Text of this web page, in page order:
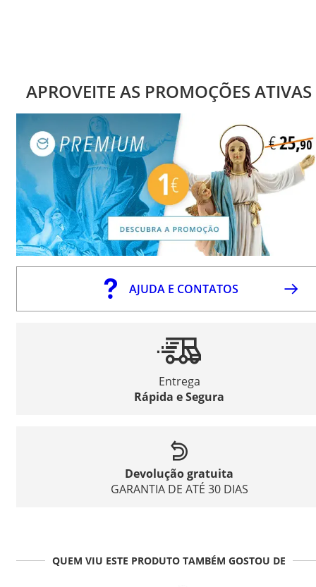
APROVEITE AS PROMOÇÕES ATIVAS
AJUDA E CONTATOS
Entrega
Rápida e Segura
Devolução gratuita
GARANTIA DE ATÉ 30 DIAS
QUEM VIU ESTE PRODUTO TAMBÉM GOSTOU DE